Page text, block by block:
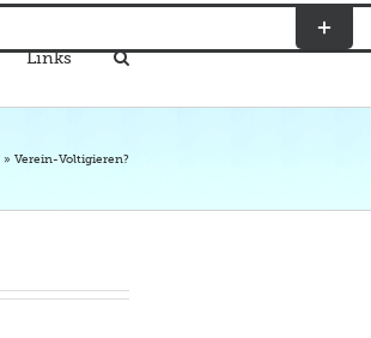
Links
» Verein-Voltigieren?
Toggle
Sliding